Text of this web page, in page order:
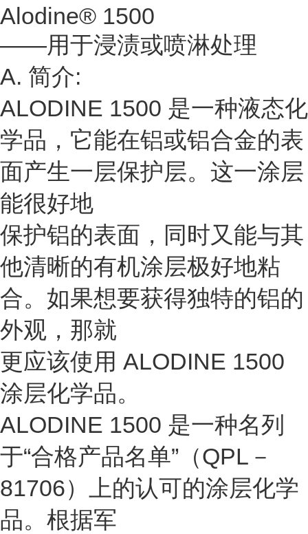
Alodine® 1500
――用于浸渍或喷淋处理
A. 简介:
ALODINE 1500 是一种液态化
学品，它能在铝或铝合金的表
面产生一层保护层。这一涂层
能很好地
保护铝的表面，同时又能与其
他清晰的有机涂层极好地粘
合。如果想要获得独特的铝的
外观，那就
更应该使用 ALODINE 1500
涂层化学品。
ALODINE 1500 是一种名列
于“合格产品名单”（QPL－
81706）上的认可的涂层化学
品。根据军